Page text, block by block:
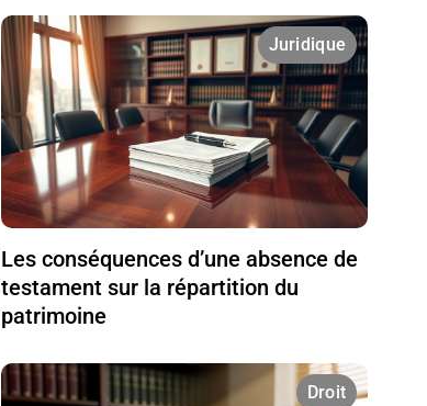
Juridique
Les conséquences d’une absence de
testament sur la répartition du
patrimoine
Droit